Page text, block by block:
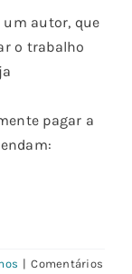
um autor, que
o trabalho
pagar a
| Comentários